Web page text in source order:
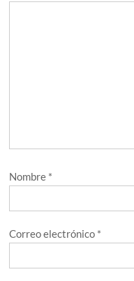
Nombre *
Correo electrónico *